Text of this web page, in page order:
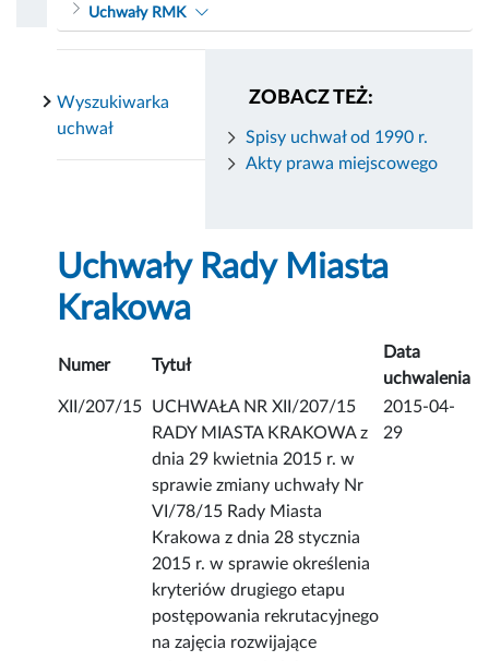
Uchwały RMK
ZOBACZ TEŻ:
Spisy uchwał od 1990 r.
Akty prawa miejscowego
Wyszukiwarka
uchwał
Uchwały Rady Miasta
Krakowa
Numer Tytuł
Data
uchwalenia
XII/207/15
UCHWAŁA NR XII/207/15
RADY MIASTA KRAKOWA z
dnia 29 kwietnia 2015 r. w
sprawie zmiany uchwały Nr
VI/78/15 Rady Miasta
Krakowa z dnia 28 stycznia
2015 r. w sprawie określenia
kryteriów drugiego etapu
postępowania rekrutacyjnego
na zajęcia rozwijające
2015-04-
29